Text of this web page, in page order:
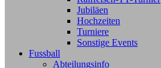
Jubiläen
Hochzeiten
Turniere
Sonstige Events
Fussball
Abteilungsinfo